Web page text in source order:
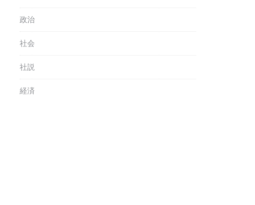
政治
社会
社説
経済